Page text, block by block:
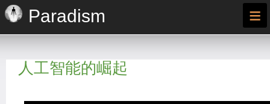
Paradism ≡
人工智能的崛起